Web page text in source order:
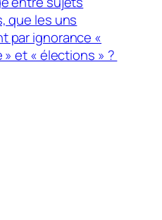
que les uns
par ignorance «
» et « élections » ?